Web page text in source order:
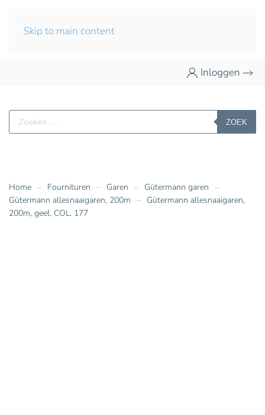
Skip to main content
Inloggen
Producten
zoeken
ZOEK
Home Fournituren Garen
Gütermann garen
Gütermann allesnaaigaren, 200m
Gütermann allesnaaigaren,
200m, geel, COL. 177